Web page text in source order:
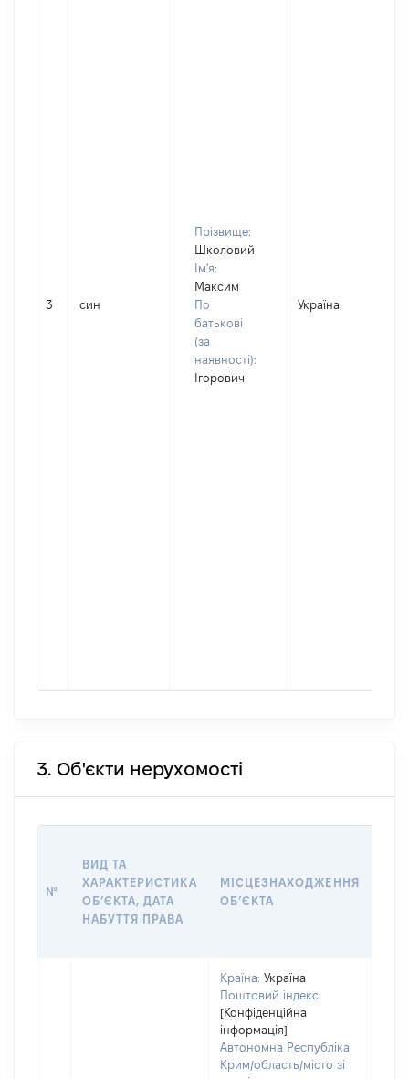
3 син
Прізвище:
Школовий
Ім'я:
Максим
По
батькові
(за
наявності):
Ігорович
Україна
3. Об'єкти нерухомості
№
ВИД ТА
ХАРАКТЕРИСТИКА
ОБʼЄКТА, ДАТА
НАБУТТЯ ПРАВА
МІСЦЕЗНАХОДЖЕННЯ
ОБʼЄКТА
Країна: Україна
Поштовий індекс:
[Конфіденційна
інформація]
Автономна Республіка
Крим/область/місто зі